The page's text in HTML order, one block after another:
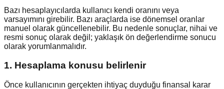
Bazı hesaplayıcılarda kullanıcı kendi oranını veya
varsayımını girebilir. Bazı araçlarda ise dönemsel oranlar
manuel olarak güncellenebilir. Bu nedenle sonuçlar, nihai ve
resmi sonuç olarak değil; yaklaşık ön değerlendirme sonucu
olarak yorumlanmalıdır.
1. Hesaplama konusu belirlenir
Önce kullanıcının gerçekten ihtiyaç duyduğu finansal karar